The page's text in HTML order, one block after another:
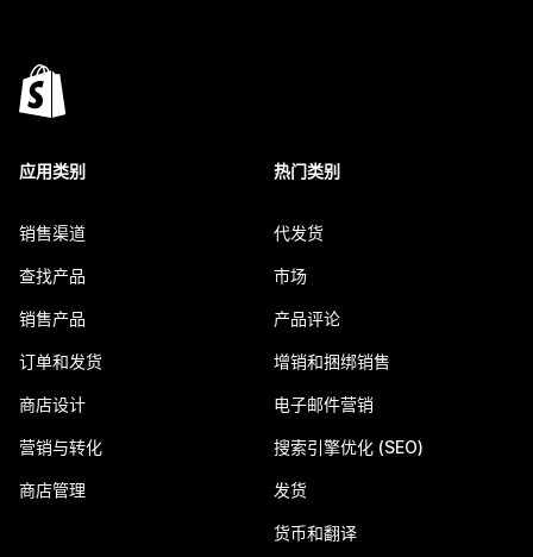
应用类别
销售渠道
查找产品
销售产品
订单和发货
商店设计
营销与转化
商店管理
热门类别
代发货
市场
产品评论
增销和捆绑销售
电子邮件营销
搜索引擎优化 (SEO)
发货
货币和翻译